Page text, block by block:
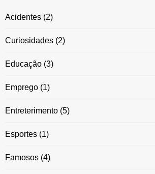
Acidentes (2)
Curiosidades (2)
Educação (3)
Emprego (1)
Entreterimento (5)
Esportes (1)
Famosos (4)